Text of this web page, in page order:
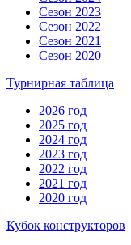
Сезон 2023
Сезон 2022
Сезон 2021
Сезон 2020
Турнирная таблица
2026 год
2025 год
2024 год
2023 год
2022 год
2021 год
2020 год
Кубок конструкторов